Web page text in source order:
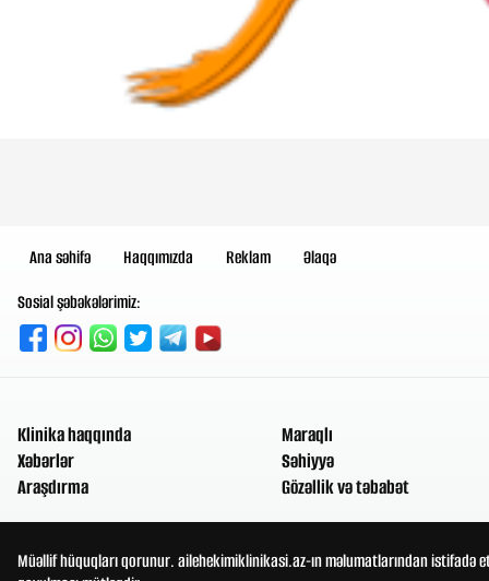
Ana səhifə Haqqımızda Reklam
Əlaqə
Sosial şəbəkələrimiz:
Klinika haqqında
Xəbərlər
Araşdırma
Maraqlı
Səhiyyə
Gözəllik və təbabət
Müəllif hüquqları qorunur. ailehekimiklinikasi.az-ın məlumatlarından